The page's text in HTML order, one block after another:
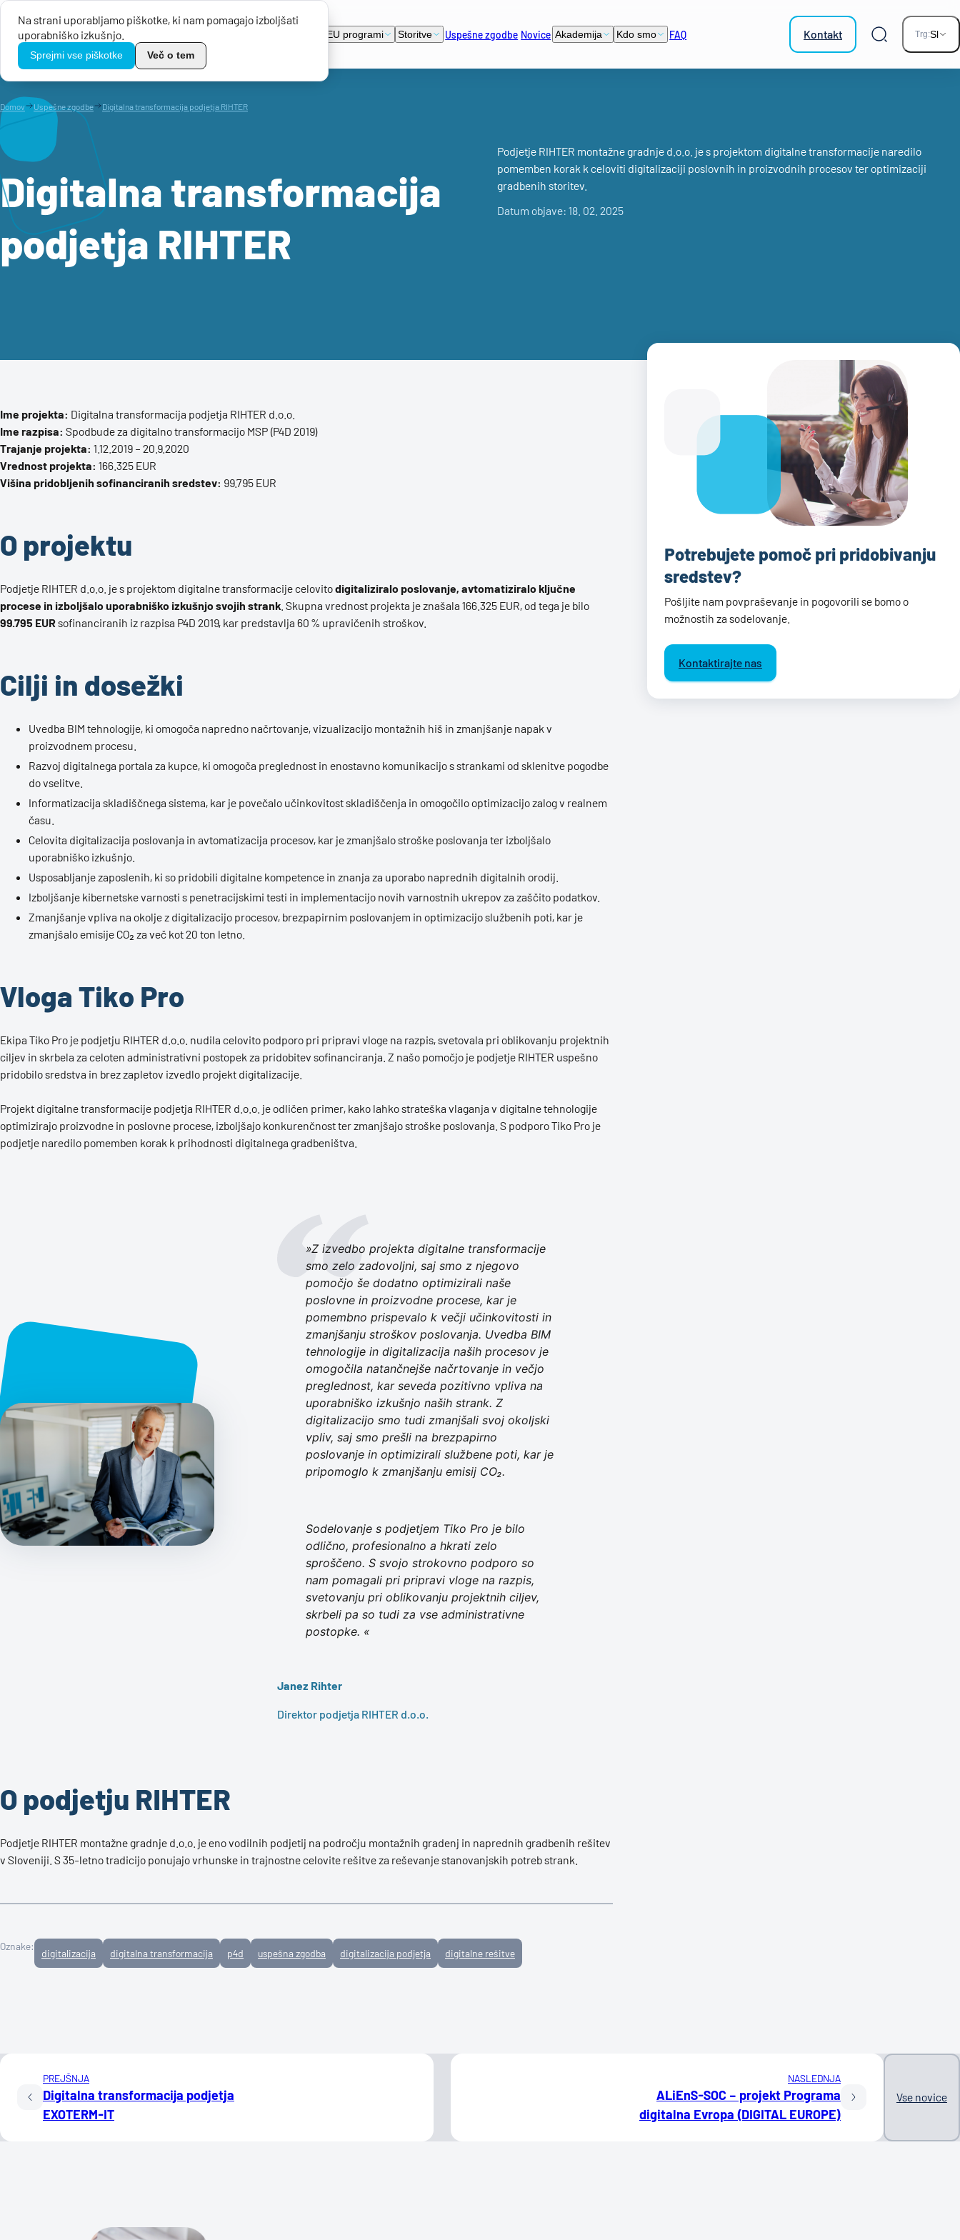
Na strani uporabljamo piškotke, ki nam pomagajo izboljšati
uporabniško izkušnjo.
Sprejmi vse piškotke Več o tem
TikoPro
EU programi Storitve Uspešne zgodbe Novice Akademija Kdo smo FAQ Kontakt
Iskalnik
Trg:Sl
Domov Uspešne zgodbe Digitalna transformacija podjetja RIHTER
Digitalna transformacija
podjetja RIHTER
Podjetje RIHTER montažne gradnje d.o.o. je s projektom digitalne transformacije naredilo
pomemben korak k celoviti digitalizaciji poslovnih in proizvodnih procesov ter optimizaciji
gradbenih storitev.
Datum objave: 18. 02. 2025
Ime projekta: Digitalna transformacija podjetja RIHTER d.o.o.
Ime razpisa: Spodbude za digitalno transformacijo MSP (P4D 2019)
Trajanje projekta: 1.12.2019 – 20.9.2020
Vrednost projekta: 166.325 EUR
Višina pridobljenih sofinanciranih sredstev: 99.795 EUR
O projektu
Podjetje RIHTER d.o.o. je s projektom digitalne transformacije celovitodigitaliziralo poslovanje, avtomatiziralo ključne
procese in izboljšalo uporabniško izkušnjo svojih strank . Skupna vrednost projekta je znašala 166.325 EUR, od tega je bilo
99.795 EURsofinanciranih iz razpisa P4D 2019, kar predstavlja 60 % upravičenih stroškov.
Cilji in dosežki
Uvedba BIM tehnologije, ki omogoča napredno načrtovanje, vizualizacijo montažnih hiš in zmanjšanje napak v
proizvodnem procesu.
Razvoj digitalnega portala za kupce, ki omogoča preglednost in enostavno komunikacijo s strankami od sklenitve pogodbe
do vselitve.
Informatizacija skladiščnega sistema, kar je povečalo učinkovitost skladiščenja in omogočilo optimizacijo zalog v realnem
času.
Celovita digitalizacija poslovanja in avtomatizacija procesov, kar je zmanjšalo stroške poslovanja ter izboljšalo
uporabniško izkušnjo.
Usposabljanje zaposlenih, ki so pridobili digitalne kompetence in znanja za uporabo naprednih digitalnih orodij.
Izboljšanje kibernetske varnosti s penetracijskimi testi in implementacijo novih varnostnih ukrepov za zaščito podatkov.
Zmanjšanje vpliva na okolje z digitalizacijo procesov, brezpapirnim poslovanjem in optimizacijo službenih poti, kar je
zmanjšalo emisije CO₂ za več kot 20 ton letno.
Vloga Tiko Pro
Ekipa Tiko Pro je podjetju RIHTER d.o.o. nudila celovito podporo pri pripravi vloge na razpis, svetovala pri oblikovanju projektnih
ciljev in skrbela za celoten administrativni postopek za pridobitev sofinanciranja. Z našo pomočjo je podjetje RIHTER uspešno
pridobilo sredstva in brez zapletov izvedlo projekt digitalizacije.
Projekt digitalne transformacije podjetja RIHTER d.o.o. je odličen primer, kako lahko strateška vlaganja v digitalne tehnologije
optimizirajo proizvodne in poslovne procese, izboljšajo konkurenčnost ter zmanjšajo stroške poslovanja. S podporo Tiko Pro je
podjetje naredilo pomemben korak k prihodnosti digitalnega gradbeništva.
»Z izvedbo projekta digitalne transformacije
smo zelo zadovoljni, saj smo z njegovo
pomočjo še dodatno optimizirali naše
poslovne in proizvodne procese, kar je
pomembno prispevalo k večji učinkovitosti in
zmanjšanju stroškov poslovanja. Uvedba BIM
tehnologije in digitalizacija naših procesov je
omogočila natančnejše načrtovanje in večjo
preglednost, kar seveda pozitivno vpliva na
uporabniško izkušnjo naših strank. Z
digitalizacijo smo tudi zmanjšali svoj okoljski
vpliv, saj smo prešli na brezpapirno
poslovanje in optimizirali službene poti, kar je
pripomoglo k zmanjšanju emisij CO₂.
Sodelovanje s podjetjem Tiko Pro je bilo
odlično, profesionalno a hkrati zelo
sproščeno. S svojo strokovno podporo so
nam pomagali pri pripravi vloge na razpis,
svetovanju pri oblikovanju projektnih ciljev,
skrbeli pa so tudi za vse administrativne
postopke. «
Janez Rihter
Direktor podjetja RIHTER d.o.o.
O podjetju RIHTER
Podjetje RIHTER montažne gradnje d.o.o. je eno vodilnih podjetij na področju montažnih gradenj in naprednih gradbenih rešitev
v Sloveniji. S 35-letno tradicijo ponujajo vrhunske in trajnostne celovite rešitve za reševanje stanovanjskih potreb strank.
Oznake:
digitalizacija digitalna transformacija p4d uspešna zgodba digitalizacija podjetja digitalne rešitve
Potrebujete pomoč pri pridobivanju
sredstev?
Pošljite nam povpraševanje in pogovorili se bomo o
možnostih za sodelovanje.
Kontaktirajte nas
PREJŠNJA
Digitalna transformacija podjetja
EXOTERM-IT
NASLEDNJA
ALiEnS-SOC – projekt Programa
digitalna Evropa (DIGITAL EUROPE)
Vse novice